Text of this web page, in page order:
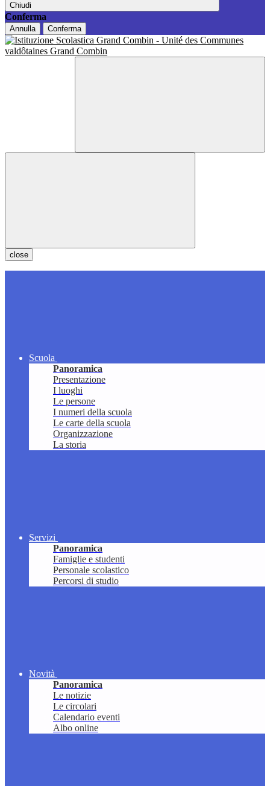
Chiudi
Conferma
Annulla Conferma
close
Scuola
Panoramica
Presentazione
I luoghi
Le persone
I numeri della scuola
Le carte della scuola
Organizzazione
La storia
Servizi
Panoramica
Famiglie e studenti
Personale scolastico
Percorsi di studio
Novità
Panoramica
Le notizie
Le circolari
Calendario eventi
Albo online